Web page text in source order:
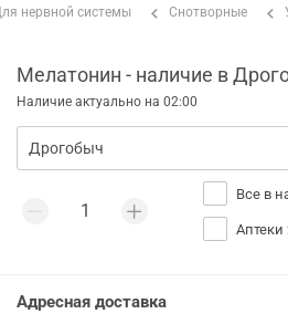
нервной системы Снотворные
Мелатонин - наличие в
Наличие актуально на 02:00
Все в
Аптеки
Адресная доставка